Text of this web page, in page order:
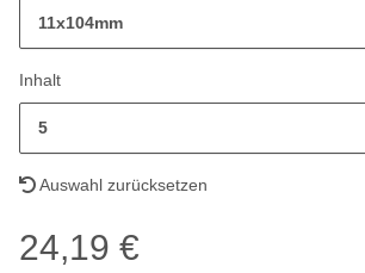
11x104mm
Inhalt
5
Auswahl zurücksetzen
24,19 €